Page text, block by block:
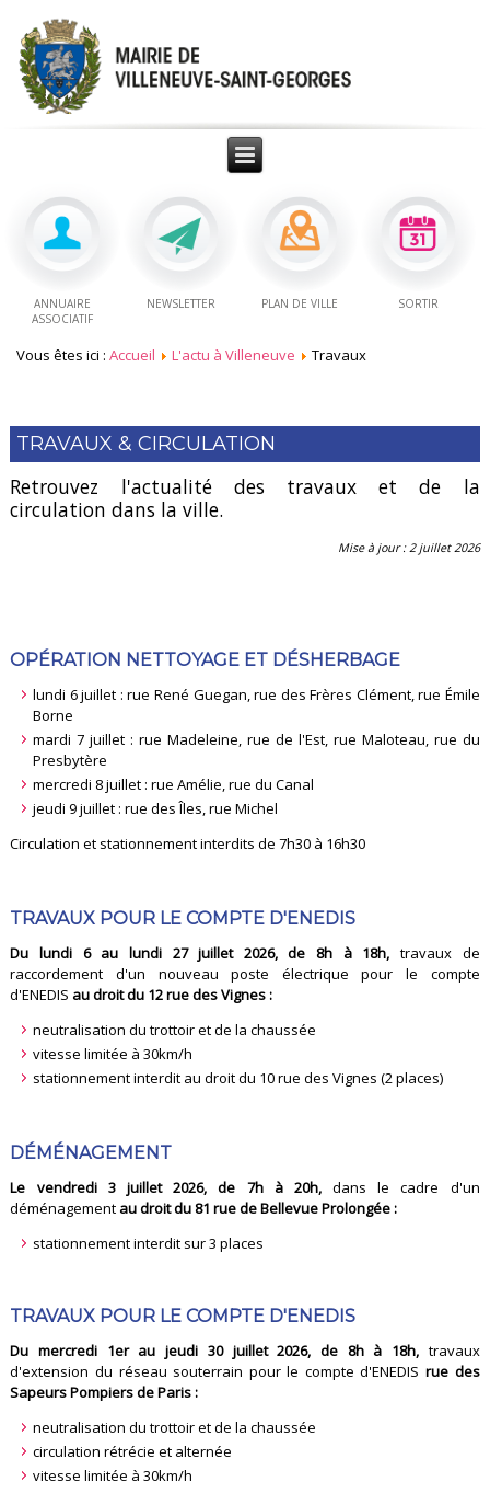
ANNUAIRE
ASSOCIATIF
NEWSLETTER PLAN DE VILLE SORTIR
Vous êtes ici :Accueil L'actu à Villeneuve Travaux
TRAVAUX & CIRCULATION
Retrouvez l'actualité des travaux et de la
circulation dans la ville.
Mise à jour : 2 juillet 2026
OPÉRATION NETTOYAGE ET DÉSHERBAGE
lundi 6 juillet : rue René Guegan, rue des Frères Clément, rue Émile
Borne
mardi 7 juillet : rue Madeleine, rue de l'Est, rue Maloteau, rue du
Presbytère
mercredi 8 juillet : rue Amélie, rue du Canal
jeudi 9 juillet : rue des Îles, rue Michel
Circulation et stationnement interdits de 7h30 à 16h30
TRAVAUX POUR LE COMPTE D'ENEDIS
Du lundi 6 au lundi 27 juillet 2026, de 8h à 18h, travaux de
raccordement d'un nouveau poste électrique pour le compte
d'ENEDIS au droit du 12 rue des Vignes :
neutralisation du trottoir et de la chaussée
vitesse limitée à 30km/h
stationnement interdit au droit du 10 rue des Vignes (2 places)
DÉMÉNAGEMENT
Le vendredi 3 juillet 2026, de 7h à 20h,dans le cadre d'un
déménagement au droit du 81 rue de Bellevue Prolongée :
stationnement interdit sur 3 places
TRAVAUX POUR LE COMPTE D'ENEDIS
Du mercredi 1er au jeudi 30 juillet 2026, de 8h à 18h,travaux
d'extension du réseau souterrain pour le compte d'ENEDIS rue des
Sapeurs Pompiers de Paris :
neutralisation du trottoir et de la chaussée
circulation rétrécie et alternée
vitesse limitée à 30km/h